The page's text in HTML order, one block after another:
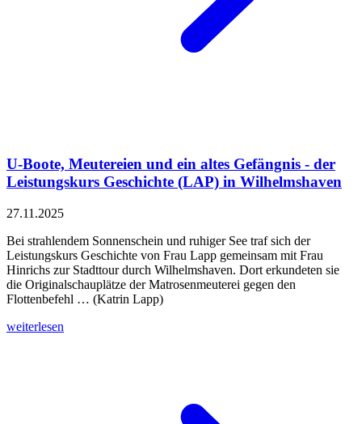
U-Boote, Meutereien und ein altes Gefängnis - der
Leistungskurs Geschichte (LAP) in Wilhelmshaven
27.11.2025
Bei strahlendem Sonnenschein und ruhiger See traf sich der
Leistungskurs Geschichte von Frau Lapp gemeinsam mit Frau
Hinrichs zur Stadttour durch Wilhelmshaven. Dort erkundeten sie
die Originalschauplätze der Matrosenmeuterei gegen den
Flottenbefehl … (Katrin Lapp)
weiterlesen